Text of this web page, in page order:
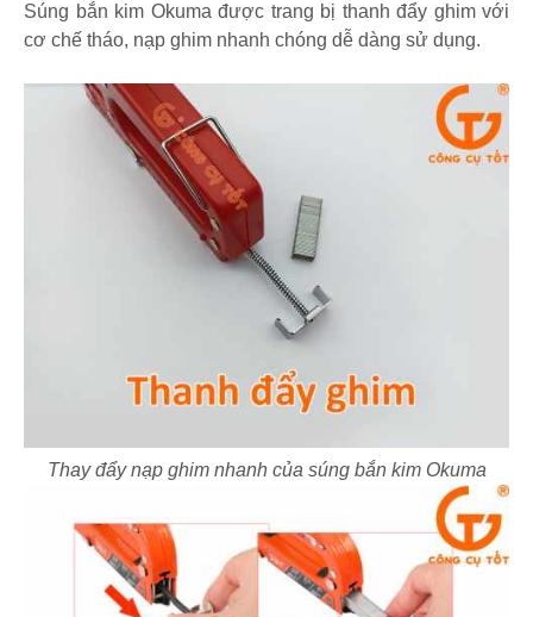
Súng bắn kim Okuma được trang bị thanh đẩy ghim với
cơ chế tháo, nạp ghim nhanh chóng dễ dàng sử dụng.
Thay đẩy nạp ghim nhanh của súng bắn kim Okuma